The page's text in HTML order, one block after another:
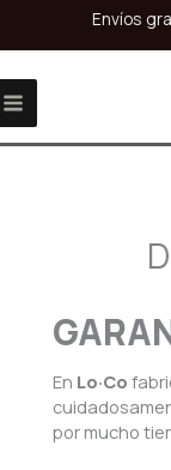
Envíos
En Lo·Co
por mucho